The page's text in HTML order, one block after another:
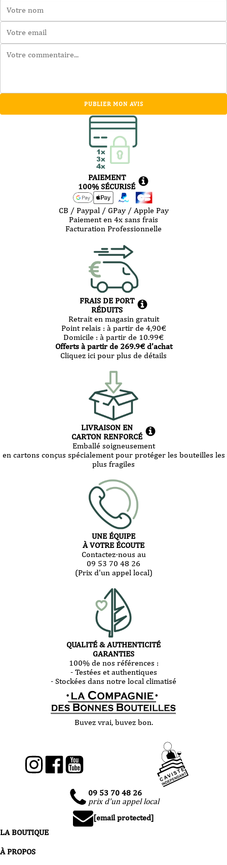
PUBLIER MON AVIS
PAIEMENT
100% SÉCURISÉ
CB / Paypal / GPay / Apple Pay
Paiement en 4x sans frais
Facturation Professionnelle
FRAIS DE PORT
RÉDUITS
Retrait en magasin gratuit
Point relais : à partir de 4,90€
Domicile : à partir de 10.99€
Offerts à partir de 269.9€ d’achat
Cliquez ici pour plus de détails
LIVRAISON EN
CARTON RENFORCÉ
Emballé soigneusement
en cartons conçus spécialement pour protéger les bouteilles les
plus fragiles
UNE ÉQUIPE
À VOTRE ÉCOUTE
Contactez-nous au
09 53 70 48 26
(Prix d'un appel local)
QUALITÉ & AUTHENTICITÉ
GARANTIES
100% de nos références :
- Testées et authentiques
- Stockées dans notre local climatisé
Buvez vrai, buvez bon.
09 53 70 48 26
prix d'un appel local
[email protected]
LA BOUTIQUE
À PROPOS